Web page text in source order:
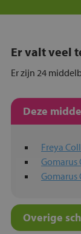
Er valt veel
Er zijn 24
Deze
Freya
Gomarus
Gomarus
Overige